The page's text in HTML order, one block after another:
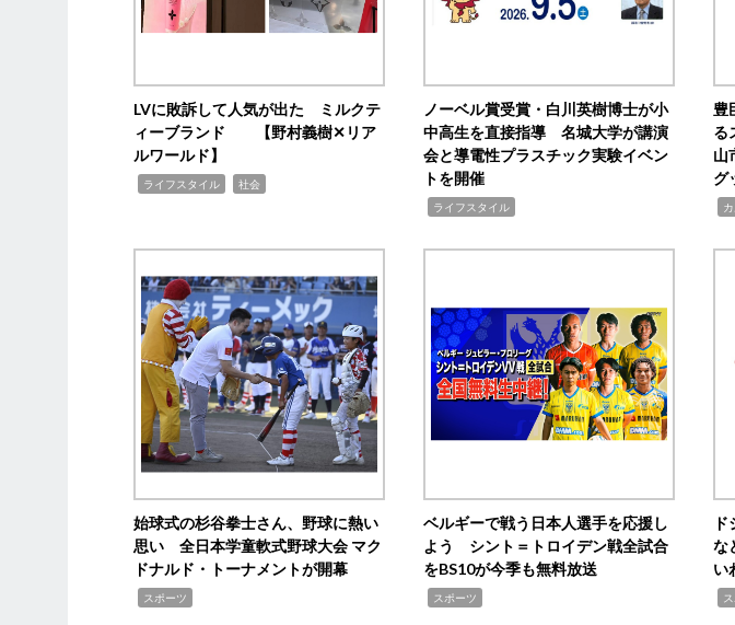
LVに敗訴して人気が出た ミルクテ
ィーブランド 【野村義樹✕リア
ルワールド】
ライフスタイル 社会
ノーベル賞受賞・白川英樹博士が小
中高生を直接指導 名城大学が講演
会と導電性プラスチック実験イベン
トを開催
ライフスタイル
豊
る
山
グ
始球式の杉谷拳士さん、野球に熱い
思い 全日本学童軟式野球大会 マク
ドナルド・トーナメントが開幕
スポーツ
ベルギーで戦う日本人選手を応援し
よう シント＝トロイデン戦全試合
をBS10が今季も無料放送
スポーツ
な
い